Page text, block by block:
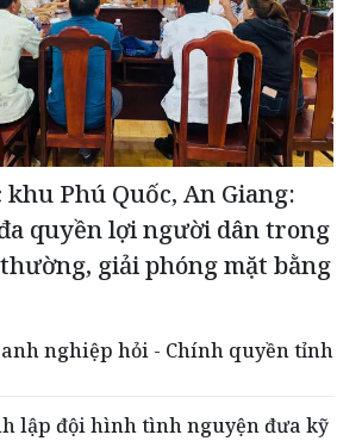
Phú Quốc, An Giang:
quyền lợi người dân trong
giải phóng mặt bằng
nghiệp hỏi - Chính quyền tỉnh
lập đội hình tình nguyện đưa kỹ